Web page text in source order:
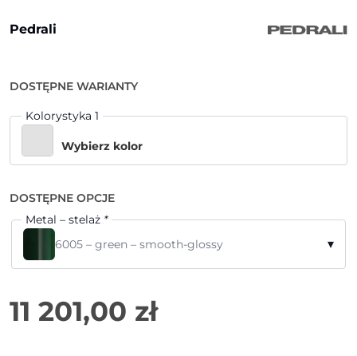
Pedrali
DOSTĘPNE WARIANTY
Kolorystyka 1
Wybierz kolor
DOSTĘPNE OPCJE
Metal – stelaż *
6005 – green – smooth-glossy
▾